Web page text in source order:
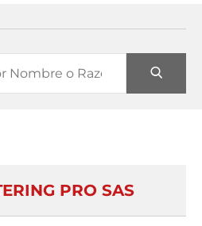
PRO SAS